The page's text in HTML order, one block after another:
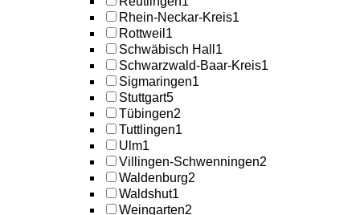
Rhein-Neckar-Kreis1
Rottweil 1
Schwäbisch Hall 1
Schwarzwald-Baar-Kreis1
Sigmaringen1
Stuttgart5
Tübingen2
Tuttlingen1
Ulm1
Villingen-Schwenningen2
Waldenburg2
Waldshut1
Weingarten2